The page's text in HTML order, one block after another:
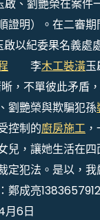
劉艷榮在案件一
證明）。在二審
紀委果名義處處
李木工裝潢玉
，不單彼此矛盾
艷榮與欺騙犯孫
控制的廚房施工
兒，讓她生活在
定犯法。是以，
成亮
6日